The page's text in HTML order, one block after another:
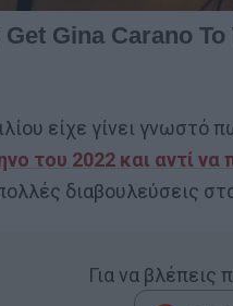
είχε γίνει γνωστό
του 2022 και αντί να
διαβουλεύσεις
Για να βλέπεις